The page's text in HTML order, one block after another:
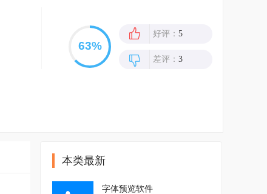
好评： 5
差评： 3
本类最新
字体预览软件